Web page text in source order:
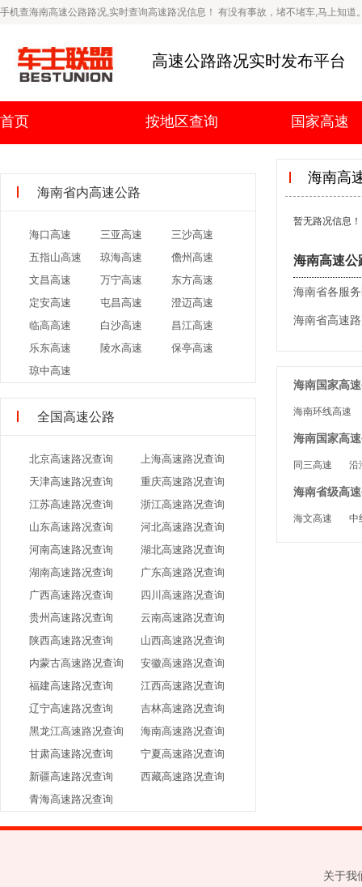
手机查海南高速公路路况,实时查询高速路况信息！ 有没有事故，堵不堵车,马上知道
高速公路路况实时发布平台
首页 按地区查询 国家高速
海南高
暂无路况信息！
海南高速公
海南省各服
海南省高速
海南国家高
海南环线高速
海南国家高
同三高速 沿
海南省级高
海文高速 中
海南省内高速公路
海口高速 三亚高速
三沙高速
五指山高速
琼海高速
儋州高速
文昌高速
万宁高速
东方高速
定安高速
屯昌高速
澄迈高速
临高高速
白沙高速
昌江高速
乐东高速
陵水高速
保亭高速
琼中高速
全国高速公路
北京高速路况查询
上海高速路况查询
天津高速路况查询
重庆高速路况查询
江苏高速路况查询
浙江高速路况查询
山东高速路况查询
河北高速路况查询
河南高速路况查询
湖北高速路况查询
湖南高速路况查询
广东高速路况查询
广西高速路况查询
四川高速路况查询
贵州高速路况查询
云南高速路况查询
陕西高速路况查询
山西高速路况查询
内蒙古高速路况查询
安徽高速路况查询
福建高速路况查询
江西高速路况查询
辽宁高速路况查询
吉林高速路况查询
黑龙江高速路况查询
海南高速路况查询
甘肃高速路况查询
宁夏高速路况查询
新疆高速路况查询
西藏高速路况查询
青海高速路况查询
关于我